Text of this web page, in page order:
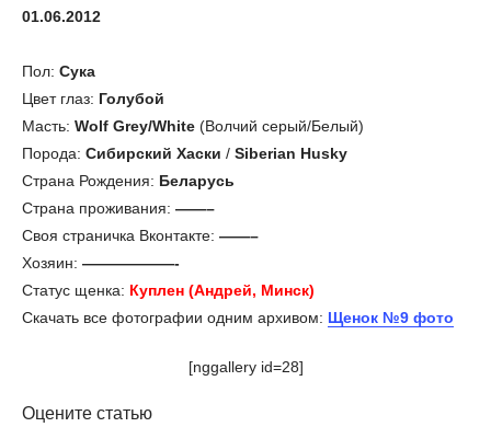
01.06.2012
Пол: Сука
Цвет глаз: Голубой
Масть: Wolf Grey/White (Волчий серый/Белый)
Порода: Сибирский Хаски / Siberian Husky
Страна Рождения: Беларусь
Страна проживания: ——–
Своя страничка Вконтакте: ——–
Хозяин: ——————-
Статус щенка: Куплен (Андрей, Минск)
Скачать все фотографии одним архивом: Щенок №9 фото
[nggallery id=28]
Оцените статью